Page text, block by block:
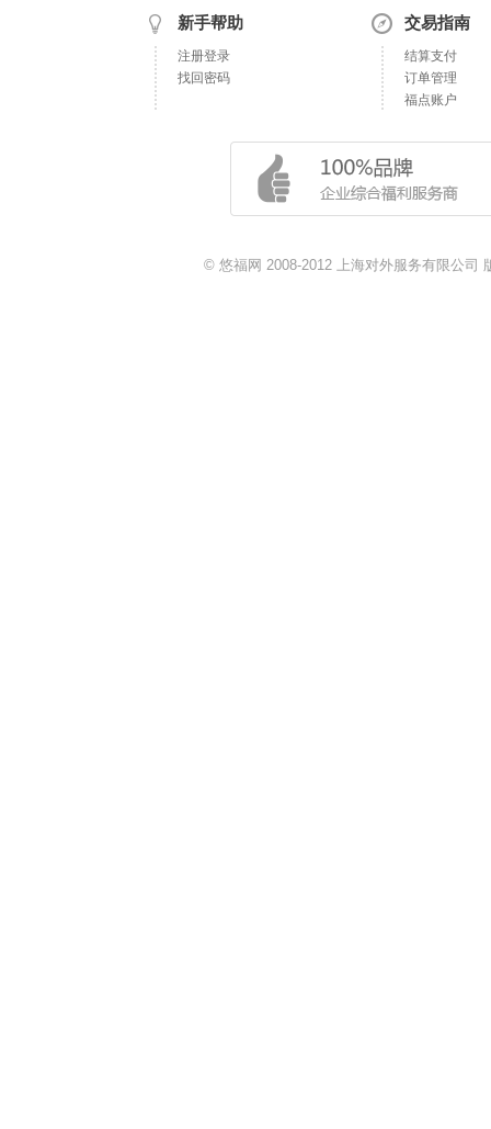
新手帮助
注册登录
找回密码
交易指南
结算支付
订单管理
福点账户
© 悠福网 2008-2012 上海对外服务有限公司